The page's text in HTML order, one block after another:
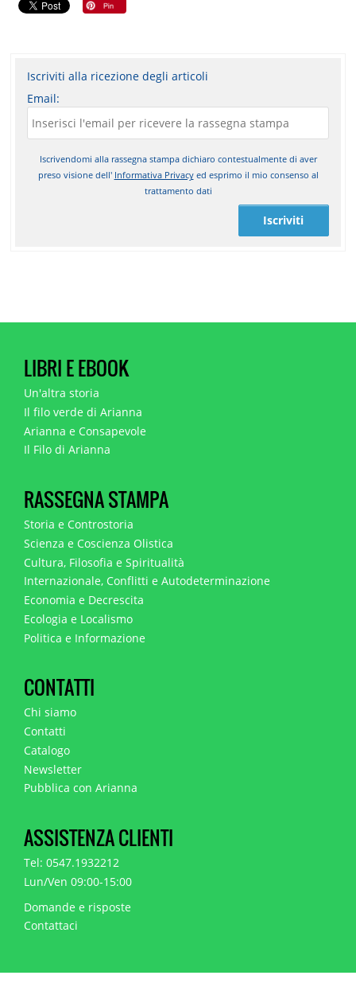
Iscriviti alla ricezione degli articoli
Email:
Iscrivendomi alla rassegna stampa dichiaro contestualmente di aver
preso visione dell' Informativa Privacyed esprimo il mio consenso al
trattamento dati
Iscriviti
LIBRI E EBOOK
Un'altra storia
Il filo verde di Arianna
Arianna e Consapevole
Il Filo di Arianna
RASSEGNA STAMPA
Storia e Controstoria
Scienza e Coscienza Olistica
Cultura, Filosofia e Spiritualità
Internazionale, Conflitti e Autodeterminazione
Economia e Decrescita
Ecologia e Localismo
Politica e Informazione
CONTATTI
Chi siamo
Contatti
Catalogo
Newsletter
Pubblica con Arianna
ASSISTENZA CLIENTI
Tel: 0547.1932212
Lun/Ven 09:00-15:00
Domande e risposte
Contattaci